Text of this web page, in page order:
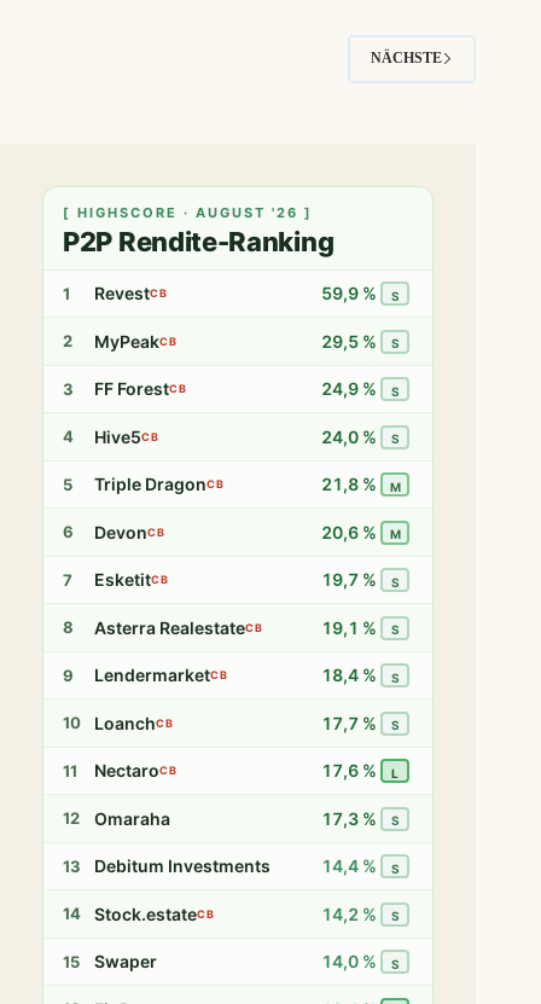
NÄCHSTE
[ HIGHSCORE · AUGUST '26 ]
P2P Rendite-Ranking
1 RevestCB 59,9 % S
2 MyPeakCB 29,5 % S
3 FF ForestCB 24,9 % S
4 Hive5CB 24,0 % S
5 Triple DragonCB 21,8 % M
6 DevonCB 20,6 % M
7 EsketitCB 19,7 % S
8 Asterra RealestateCB 19,1 % S
9 LendermarketCB 18,4 % S
10 LoanchCB 17,7 % S
11 NectaroCB 17,6 % L
12 Omaraha 17,3 % S
13 Debitum Investments 14,4 % S
14 Stock.estateCB 14,2 % S
15 Swaper 14,0 % S